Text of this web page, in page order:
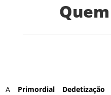
A Primordial Dedetização